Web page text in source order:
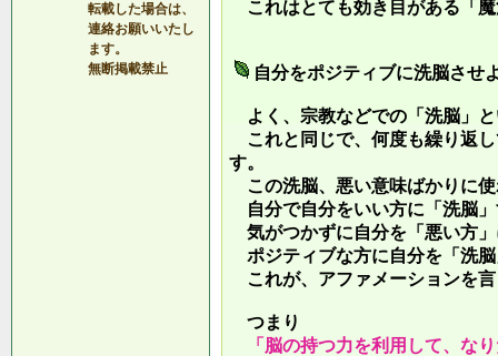
転載した場合は、
連絡お願いいたし
ます。
無断掲載禁止
これはとても効き目がある「
自分をポジティブに洗脳させ
よく、宗教などでの「洗脳」
これと同じで、何度も繰り返
す。
この洗脳、悪い意味ばかりに
自分で自分をいい方に「洗脳
気がつかずに自分を「悪い方
ポジティブな方に自分を「洗
これが、アファメーションを
つまり
「脳の持つ力を利用して、な